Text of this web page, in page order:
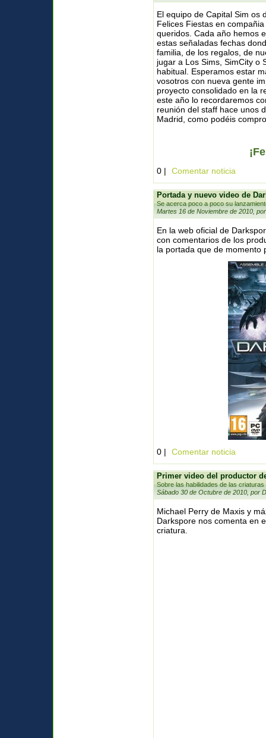
El equipo de Capital Sim os
Felices Fiestas en
queridos. Cada año hemos
estas señaladas fechas
familia, de los regalos, de
jugar a Los Sims, SimCity o
habitual. Esperamos estar
vosotros con nueva gente
proyecto consolidado en la
este año lo recordaremos
reunión del staff hace unos
Madrid, como podéis
0 | Comentar noticia
Portada y nuevo video de
Se acerca poco a poco su
Martes 16 de Noviembre de 2010,
En la web oficial de
con comentarios de los
la portada que de momento
0 | Comentar noticia
Primer video del productor
Sobre las habilidades de las criaturas
Sábado 30 de Octubre de 2010, por
Michael Perry de Maxis y
Darkspore nos comenta en
criatura.